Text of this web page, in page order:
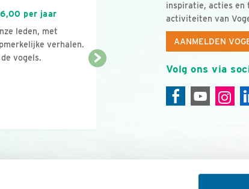
inspiratie, acties en
activiteiten van
AANMELDEN
Volg ons via
per jaar
leden, met
verhalen.
vogels.